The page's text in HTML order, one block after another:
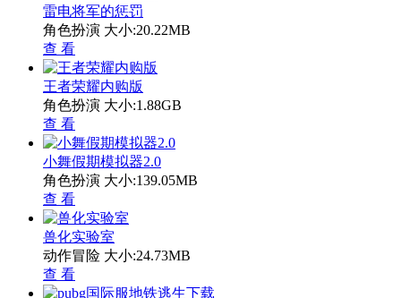
雷电将军的惩罚
角色扮演 大小:20.22MB
查 看
王者荣耀内购版
角色扮演 大小:1.88GB
查 看
小舞假期模拟器2.0
角色扮演 大小:139.05MB
查 看
兽化实验室
动作冒险 大小:24.73MB
查 看